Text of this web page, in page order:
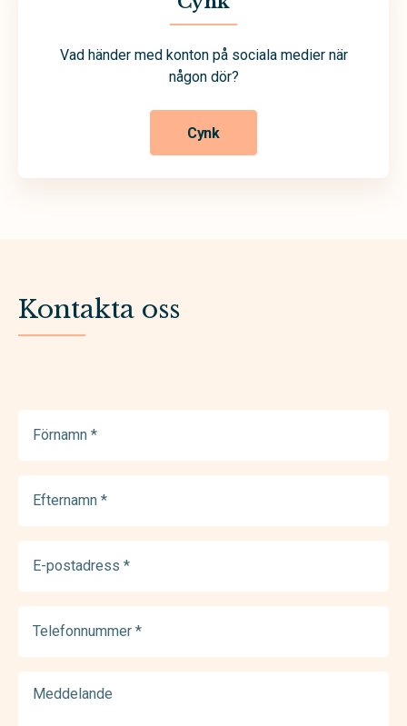
Vad händer med konton på sociala medier när
någon dör?
Cynk
Kontakta oss
(Required)
(Required)
postadress
(Required)